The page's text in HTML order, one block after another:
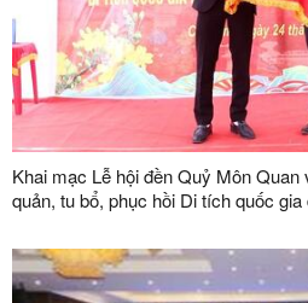
Khai mạc Lễ hội đền Quỷ Môn
quản, tu bổ, phục hồi Di tích quốc